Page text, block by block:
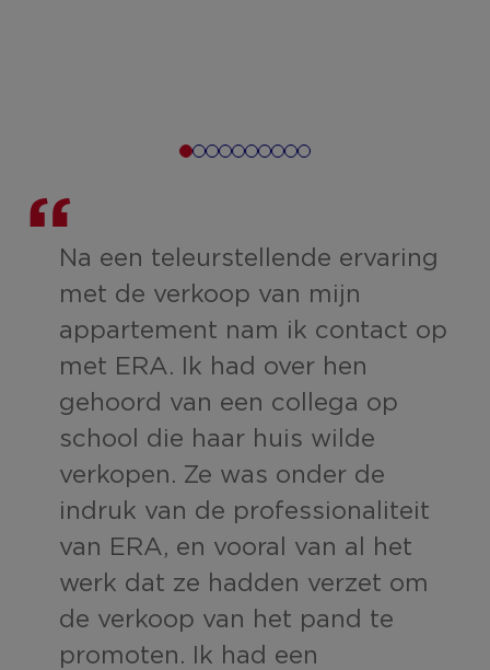
Na een teleurstellende ervaring
met de verkoop van mijn
appartement nam ik contact op
met ERA. Ik had over hen
gehoord van een collega op
school die haar huis wilde
verkopen. Ze was onder de
indruk van de professionaliteit
van ERA, en vooral van al het
werk dat ze hadden verzet om
de verkoop van het pand te
promoten. Ik had een